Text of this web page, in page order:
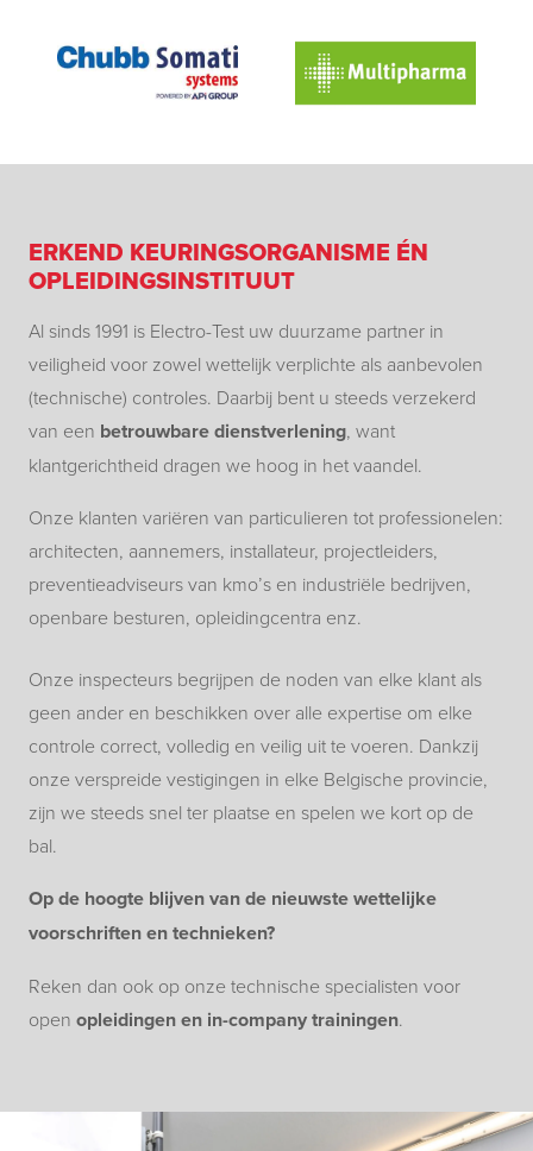
ERKEND KEURINGSORGANISME ÉN
OPLEIDINGSINSTITUUT
Al sinds 1991 is Electro-Test uw duurzame partner in
veiligheid voor zowel wettelijk verplichte als aanbevolen
(technische) controles. Daarbij bent u steeds verzekerd
van een betrouwbare dienstverlening, want
klantgerichtheid dragen we hoog in het vaandel.
Onze klanten variëren van particulieren tot professionelen:
architecten, aannemers, installateur, projectleiders,
preventieadviseurs van kmo’s en industriële bedrijven,
openbare besturen, opleidingcentra enz.
Onze inspecteurs begrijpen de noden van elke klant als
geen ander en beschikken over alle expertise om elke
controle correct, volledig en veilig uit te voeren. Dankzij
onze verspreide vestigingen in elke Belgische provincie,
zijn we steeds snel ter plaatse en spelen we kort op de
bal.
Op de hoogte blijven van de nieuwste wettelijke
voorschriften en technieken?
Reken dan ook op onze technische specialisten voor
open opleidingen en in-company trainingen.